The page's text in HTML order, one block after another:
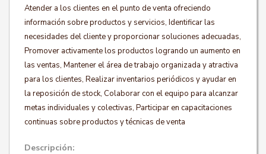
Atender a los clientes en el punto de venta ofreciendo
información sobre productos y servicios, Identificar las
necesidades del cliente y proporcionar soluciones adecuadas,
Promover activamente los productos logrando un aumento en
las ventas, Mantener el área de trabajo organizada y atractiva
para los clientes, Realizar inventarios periódicos y ayudar en
la reposición de stock, Colaborar con el equipo para alcanzar
metas individuales y colectivas, Participar en capacitaciones
continuas sobre productos y técnicas de venta
Descripción: